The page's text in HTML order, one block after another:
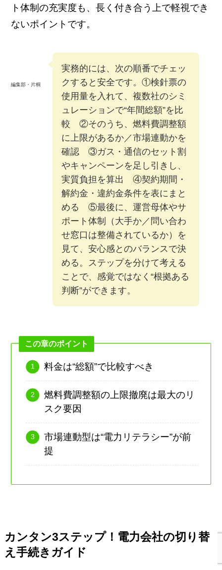
ト体制の充実度も、長く付き合う上で軽視でき
ないポイントです。
編集部・片桐
実務的には、次の順番でチェッ
クすると安全です。①検針票の
使用量を入れて、複数社のシミ
ュレーションで“年間総額”を比
較 ②そのうち、燃料費調整額
に上限があるか／市場連動かを
確認 ③ガス・通信のセット割
やキャンペーンを足し引きし、
実質負担を算出 ④契約期間・
解約金・違約金条件を表にまと
める ⑤最後に、運営母体やサ
ポート体制（大手か／問い合わ
せ窓口は整備されているか）を
見て、安心感とのバランスで決
める。ステップを分けて考える
ことで、感覚ではなく“根拠ある
判断”ができます。
この章のポイント
料金は“総額”で比較すべき
燃料費調整額の上限撤廃は最大のリ
スク要因
市場連動型は“電力リテラシー”が前
提
カンタン3ステップ！電力会社の切り替
え手続きガイド